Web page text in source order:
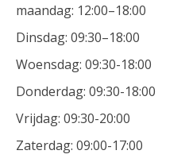
maandag: 12:00–18:00
Dinsdag: 09:30–18:00
Woensdag: 09:30-18:00
Donderdag: 09:30-18:00
Vrijdag: 09:30-20:00
Zaterdag: 09:00-17:00